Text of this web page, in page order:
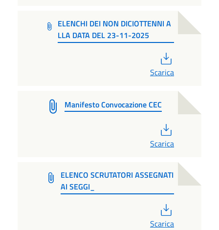
ELENCHI DEI NON DICIOTTENNI A
LLA DATA DEL 23-11-2025
Scarica
Manifesto Convocazione CEC
Scarica
ELENCO SCRUTATORI ASSEGNATI
AI SEGGI_
Scarica